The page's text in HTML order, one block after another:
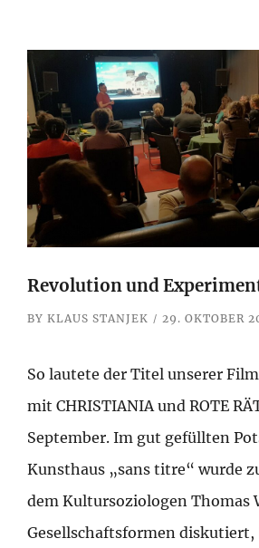
Revolution und
BY KLAUS STANJEK 29. OKTOBER
So lautete der Titel unserer
mit CHRISTIANIA und ROTE
September. Im gut gefüllten
Kunsthaus „sans titre“ wurde
dem Kultursoziologen Thomas
Gesellschaftsformen